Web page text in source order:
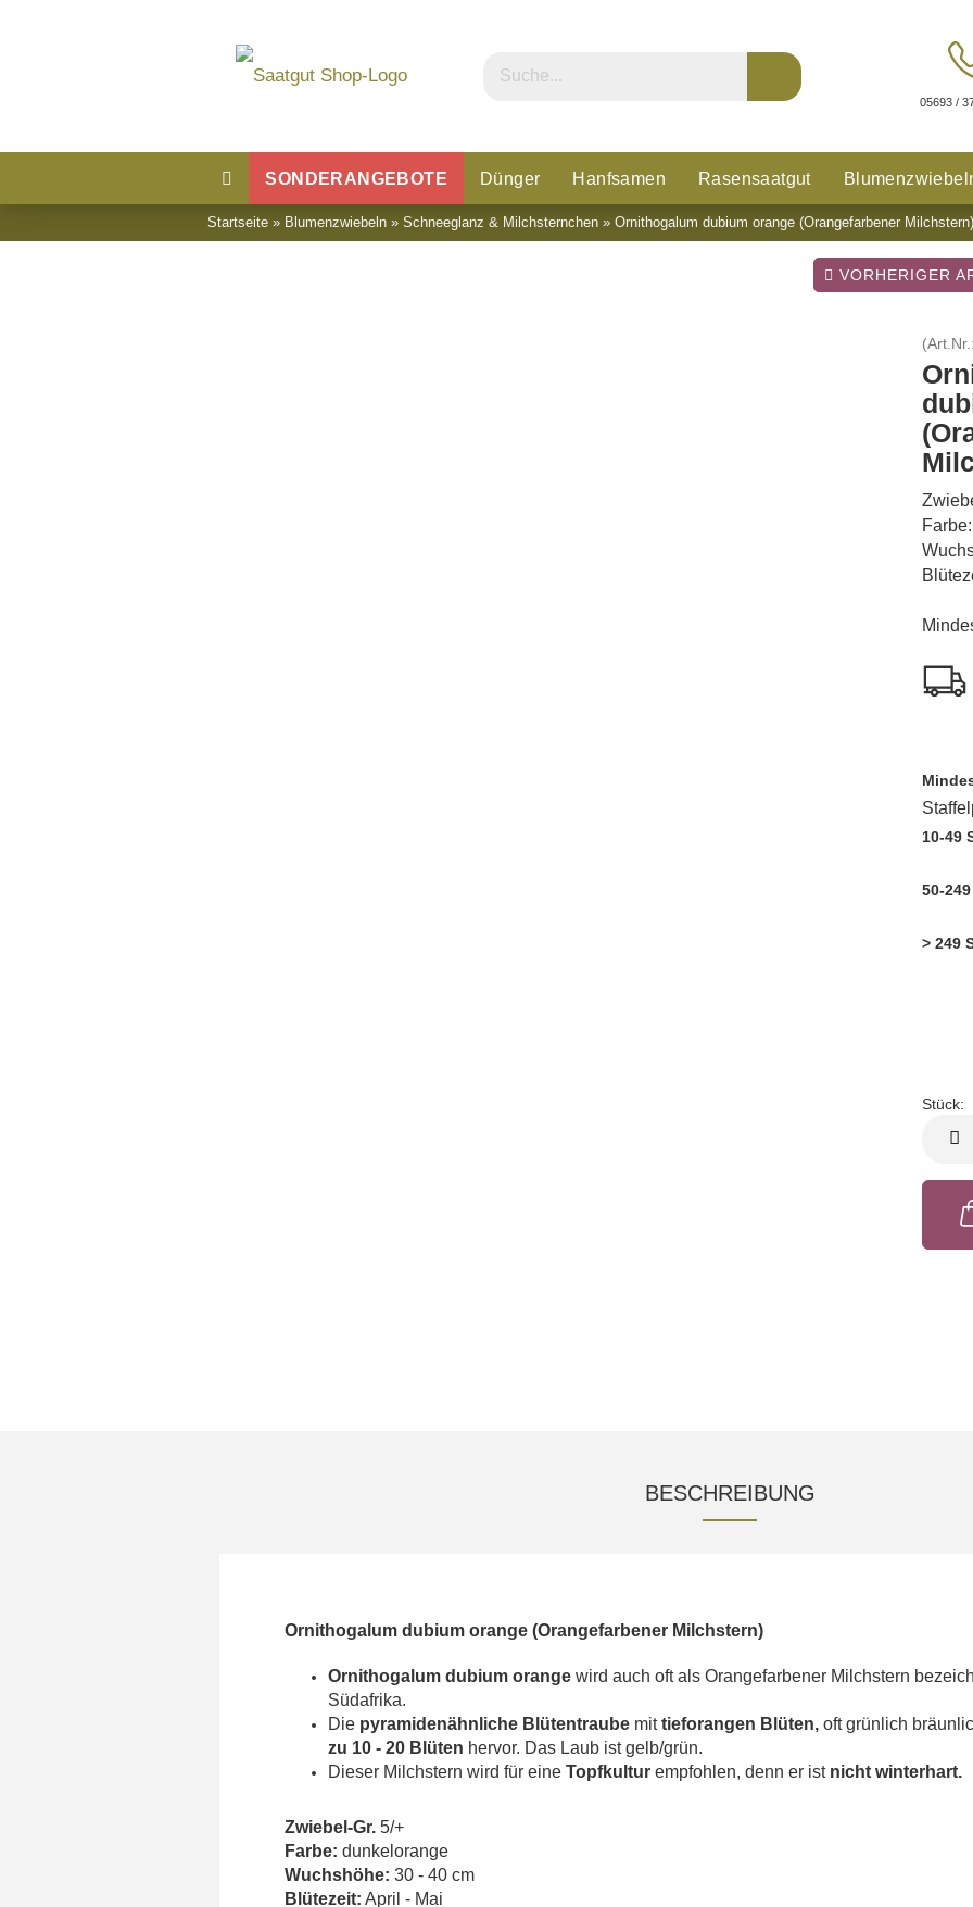
05693 /
SONDERANGEBOTE Dünger Hanfsamen Rasensaatgut
Blumensaatgut Blumenwiesen Glücksklee
Startseite » Blumenzwiebeln » Schneeglanz & Milchsternchen » Ornithogalum dubium orange (Orangefarbener Milchstern)
VORHERIGER
10-49
50-
> 249
Stück:
Stück
BESCHREIBUNG
Ornithogalum dubium orange (Orangefarbener Milchstern)
Ornithogalum dubium orange wird auch oft als Orangefarbener Milchstern
Südafrika.
Die pyramidenähnliche Blütentraube mittieforangen Blüten, oft grünlich
zu 10 - 20 Blüten hervor. Das Laub ist gelb/grün.
Dieser Milchstern wird für eine Topfkultur empfohlen, denn er ist nicht winterhart.
Zwiebel-Gr. 5/+
Farbe: dunkelorange
Wuchshöhe: 30 - 40 cm
Blütezeit: April - Mai